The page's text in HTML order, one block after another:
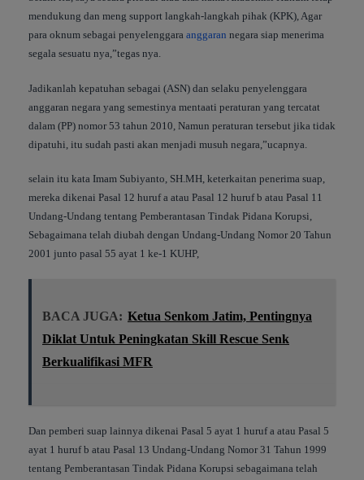
mendukung dan meng support langkah-langkah pihak (KPK), Agar
para oknum sebagai penyelenggara anggaran negara siap menerima
segala sesuatu nya,”tegas nya.
Jadikanlah kepatuhan sebagai (ASN) dan selaku penyelenggara
anggaran negara yang semestinya mentaati peraturan yang tercatat
dalam (PP) nomor 53 tahun 2010, Namun peraturan tersebut jika tidak
dipatuhi, itu sudah pasti akan menjadi musuh negara,”ucapnya.
selain itu kata Imam Subiyanto, SH.MH, keterkaitan penerima suap,
mereka dikenai Pasal 12 huruf a atau Pasal 12 huruf b atau Pasal 11
Undang-Undang tentang Pemberantasan Tindak Pidana Korupsi,
Sebagaimana telah diubah dengan Undang-Undang Nomor 20 Tahun
2001 junto pasal 55 ayat 1 ke-1 KUHP,
BACA JUGA: Ketua Senkom Jatim, Pentingnya
Diklat Untuk Peningkatan Skill Rescue Senk
Berkualifikasi MFR
Dan pemberi suap lainnya dikenai Pasal 5 ayat 1 huruf a atau Pasal 5
ayat 1 huruf b atau Pasal 13 Undang-Undang Nomor 31 Tahun 1999
tentang Pemberantasan Tindak Pidana Korupsi sebagaimana telah